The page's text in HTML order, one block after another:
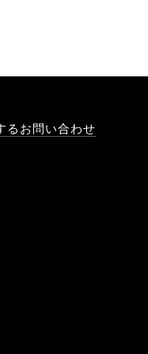
るお問い合わせ